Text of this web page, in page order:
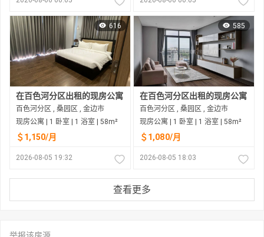
616
在百色河分区出租的现房公寓
百色河分区 , 桑园区 , 金边市
现房公寓 | 1 卧室 | 1 浴室 | 58m²
＄1,150/月
2026-08-05 19:32
585
在百色河分区出租的现房公寓
百色河分区 , 桑园区 , 金边市
现房公寓 | 1 卧室 | 1 浴室 | 58m²
＄1,080/月
2026-08-05 18:03
查看更多